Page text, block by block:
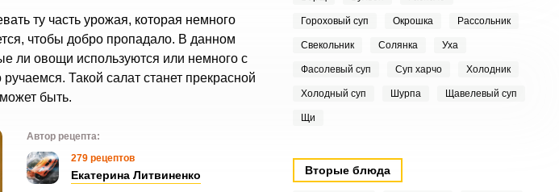
ту часть урожая, которая немного
чтобы добро пропадало. В данном
ли овощи используются или немного с
Такой салат станет прекрасной
быть.
Автор рецепта:
279 рецептов
Екатерина Литвиненко
Гороховый суп Окрошка Рассольник
Свекольник Солянка Уха
Фасолевый суп Суп харчо Холодник
Холодный суп Шурпа Щавелевый суп
Щи
Вторые блюда